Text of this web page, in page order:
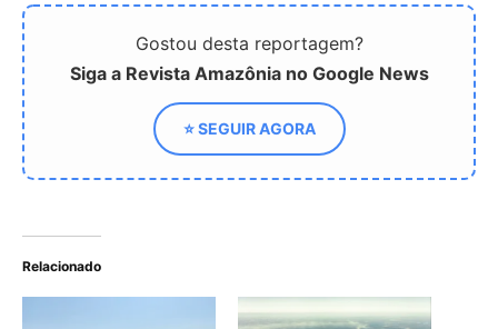
Gostou desta reportagem?
Siga a Revista Amazônia no Google News
⭐ SEGUIR AGORA
Relacionado